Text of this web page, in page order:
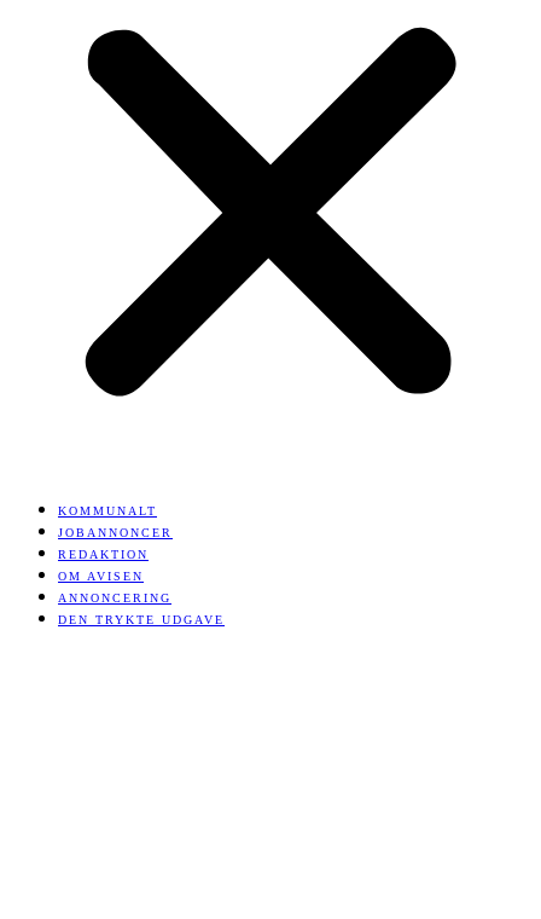
KOMMUNALT
JOBANNONCER
REDAKTION
OM AVISEN
ANNONCERING
DEN TRYKTE UDGAVE